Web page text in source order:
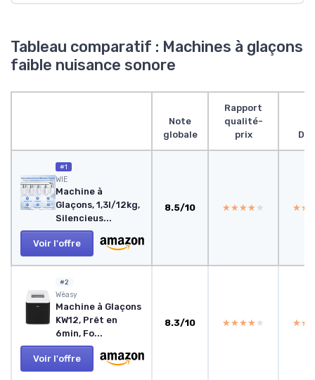
Tableau comparatif : Machines à glaçons
faible nuisance sonore
Note
globale
Rapport
qualité-
prix
#1
WIE
Machine à
Glaçons, 1,3l/12kg,
Silencieus...
Voir l'offre
8.5/10 ★★★★★
★★★★★
#2
Wëasy
Machine à Glaçons
KW12, Prêt en
6min, Fo...
Voir l'offre
8.3/10 ★★★★★
★★★★★